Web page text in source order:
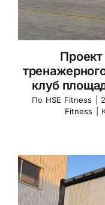
Проект
клуб
По HSE Fitness
Fitness